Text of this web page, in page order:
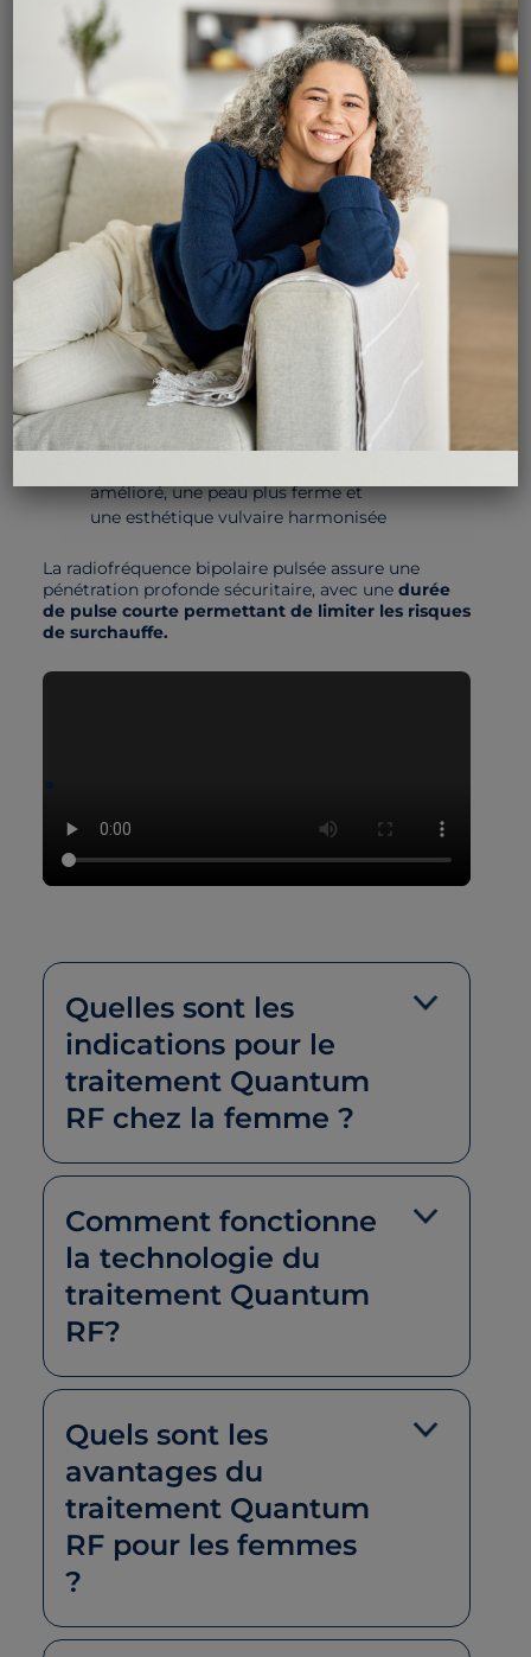
Le Quantum RF d’InMode est une technologie
avancée de radiofréquence fractionnée interne
conçue pour raffermir, remodeler et revitaliser les
tissus en profondeur. Elle convient
particulièrement aux zones délicates de l’anatomie
féminine, incluant :
La région sus-pubienne
Les grandes et petites lèvres
La zone vulvaire
Cette technologie permet :
La réduction contrôlée de la
graisse (thermolyse des adipocytes)
La contraction du système fascial
amélioré, une peau plus ferme et
une esthétique vulvaire harmonisée
La radiofréquence bipolaire pulsée assure une
pénétration profonde sécuritaire, avec une durée
de pulse courte permettant de limiter les risques
de surchauffe.
Quelles sont les
indications pour le
traitement Quantum
RF chez la femme ?
Comment fonctionne
la technologie du
traitement Quantum
RF?
Quels sont les
avantages du
traitement Quantum
RF pour les femmes
?